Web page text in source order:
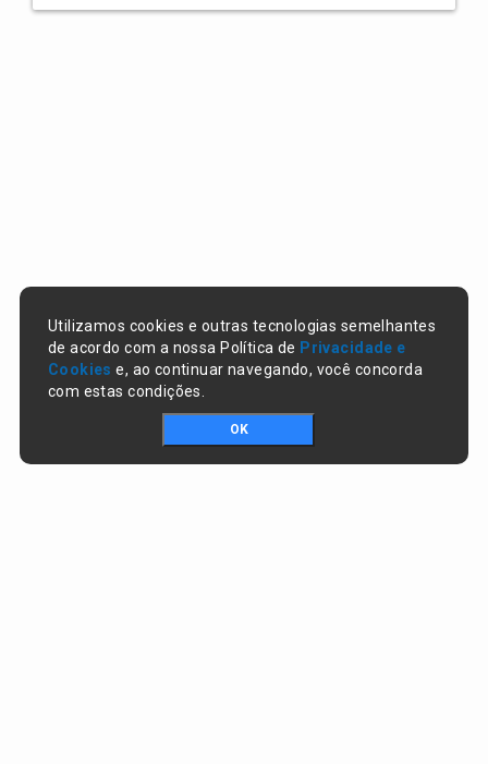
Utilizamos cookies e outras tecnologias semelhantes
de acordo com a nossa Política de Privacidade e
Cookies e, ao continuar navegando, você concorda
com estas condições.
OK